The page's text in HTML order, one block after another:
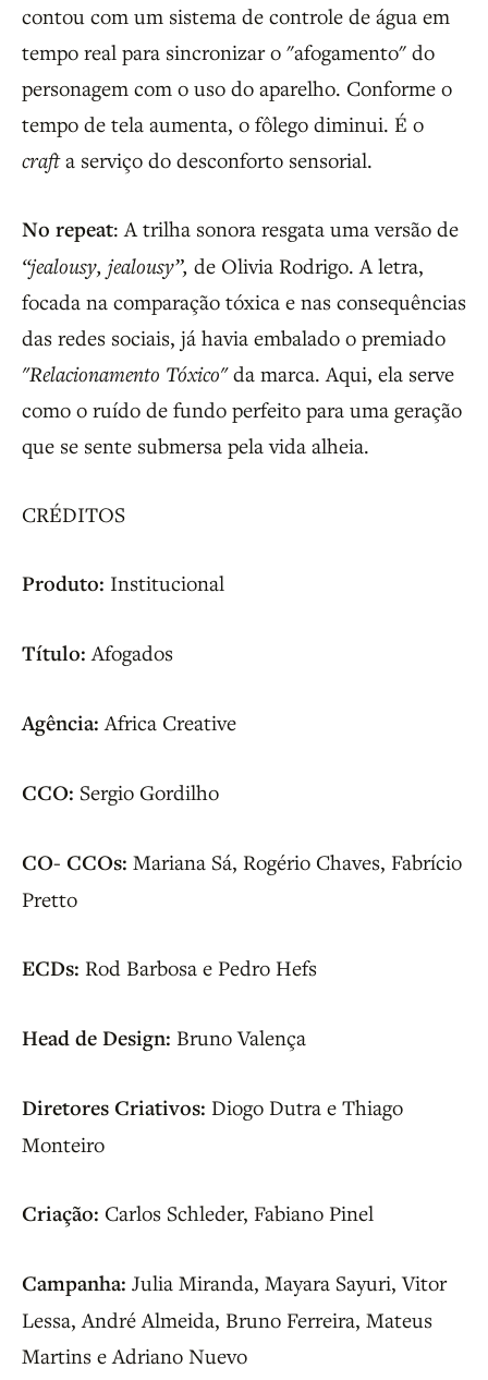
contou com um sistema de controle de água em
tempo real para sincronizar o "afogamento" do
personagem com o uso do aparelho. Conforme o
tempo de tela aumenta, o fôlego diminui. É o
crafta serviço do desconforto sensorial.
No repeat: A trilha sonora resgata uma versão de
“jealousy, jealousy”, de Olivia Rodrigo. A letra,
focada na comparação tóxica e nas consequências
das redes sociais, já havia embalado o premiado
"Relacionamento Tóxico"da marca. Aqui, ela serve
como o ruído de fundo perfeito para uma geração
que se sente submersa pela vida alheia.
CRÉDITOS
Produto: Institucional
Título:Afogados
Agência: Africa Creative
CCO: Sergio Gordilho
CO- CCOs: Mariana Sá, Rogério Chaves, Fabrício
Pretto
ECDs: Rod Barbosa e Pedro Hefs
Head de Design: Bruno Valença
Diretores Criativos: Diogo Dutra e Thiago
Monteiro
Criação: Carlos Schleder, Fabiano Pinel
Campanha: Julia Miranda, Mayara Sayuri, Vitor
Lessa, André Almeida, Bruno Ferreira, Mateus
Martins e Adriano Nuevo